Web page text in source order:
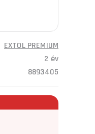
EXTOL PREMIUM
2 év
8893405